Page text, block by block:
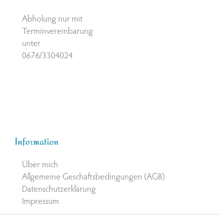
Abholung nur mit
Terminvereinbarung
unter
0676/3304024
Information
Über mich
Allgemeine Geschäftsbedingungen (AGB)
Datenschutzerklärung
Impressum